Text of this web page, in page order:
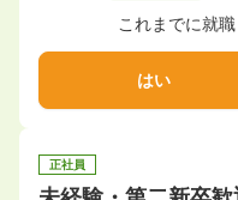
これまでに就
はい
正社員